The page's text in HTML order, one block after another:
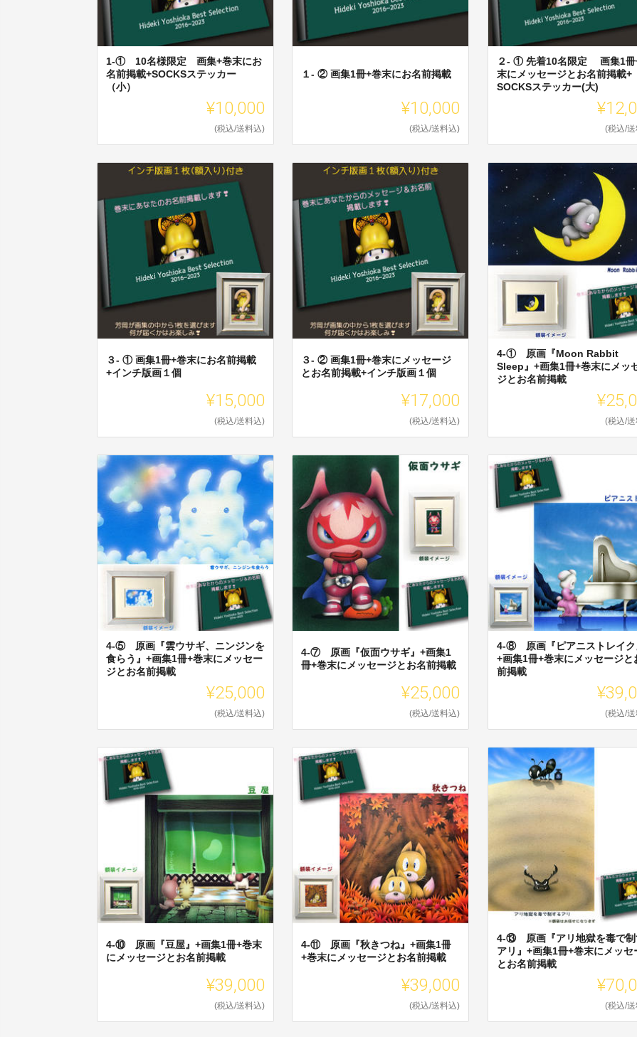
1-① 10名様限定 画集+巻末にお
名前掲載+SOCKSステッカー
（小）
¥10,000
(税込/送料込)
１- ② 画集1冊+巻末にお名前掲載
¥10,000
(税込/送料込)
２- ① 先着10名限定 画集1冊
末にメッセージとお名前掲載+
SOCKSステッカー(大)
(税込/
３- ① 画集1冊+巻末にお名前掲載
+インチ版画１個
¥15,000
(税込/送料込)
３- ② 画集1冊+巻末にメッセージ
とお名前掲載+インチ版画１個
¥17,000
(税込/送料込)
4-① 原画『Moon Rabbit
Sleep』+画集1冊+巻末にメッ
ジとお名前掲載
(税込/
4-⑤ 原画『雲ウサギ、ニンジンを
食らう』+画集1冊+巻末にメッセー
ジとお名前掲載
¥25,000
(税込/送料込)
4-⑦ 原画『仮面ウサギ』+画集1
冊+巻末にメッセージとお名前掲載
¥25,000
(税込/送料込)
4-⑧ 原画『ピアニストレイク
+画集1冊+巻末にメッセージと
前掲載
(税込/
4-⑩ 原画『豆屋』+画集1冊+巻末
にメッセージとお名前掲載
¥39,000
(税込/送料込)
4-⑪ 原画『秋きつね』+画集1冊
+巻末にメッセージとお名前掲載
¥39,000
(税込/送料込)
4-⑬ 原画『アリ地獄を毒で制
アリ』+画集1冊+巻末にメッセ
とお名前掲載
(税込/